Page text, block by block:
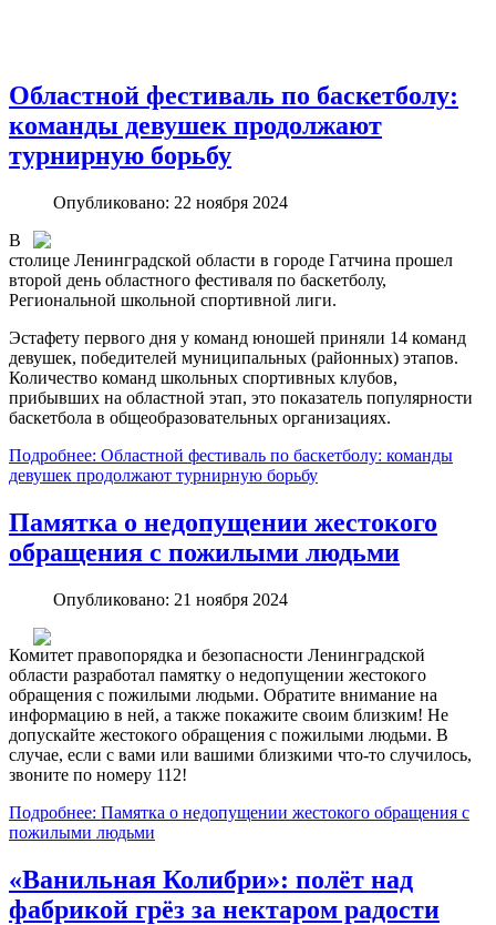
Областной фестиваль по баскетболу:
команды девушек продолжают
турнирную борьбу
Опубликовано: 22 ноября 2024
В
столице Ленинградской области в городе Гатчина прошел
второй день областного фестиваля по баскетболу,
Региональной школьной спортивной лиги.
Эстафету первого дня у команд юношей приняли 14 команд
девушек, победителей муниципальных (районных) этапов.
Количество команд школьных спортивных клубов,
прибывших на областной этап, это показатель популярности
баскетбола в общеобразовательных организациях.
Подробнее: Областной фестиваль по баскетболу: команды
девушек продолжают турнирную борьбу
Памятка о недопущении жестокого
обращения с пожилыми людьми
Опубликовано: 21 ноября 2024
Комитет правопорядка и безопасности Ленинградской
области разработал памятку о недопущении жестокого
обращения с пожилыми людьми. Обратите внимание на
информацию в ней, а также покажите своим близким! Не
допускайте жестокого обращения с пожилыми людьми. В
случае, если с вами или вашими близкими что-то случилось,
звоните по номеру 112!
Подробнее: Памятка о недопущении жестокого обращения с
пожилыми людьми
«Ванильная Колибри»: полёт над
фабрикой грёз за нектаром радости